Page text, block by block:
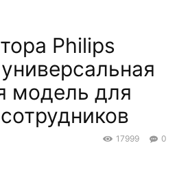
Philips
модель для
0
17999